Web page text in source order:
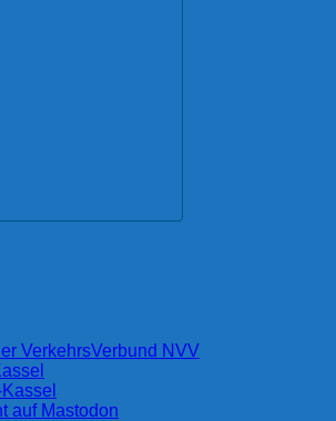
VerkehrsVerbund NVV
auf Mastodon